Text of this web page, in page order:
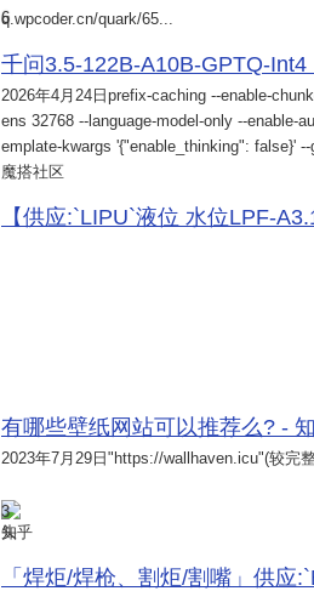
6
q.wpcoder.cn/quark/65...
千问3.5-122B-A10B-GPTQ-Int4
2026年4月24日 prefix-caching --enable-
ens 32768 --language-model-only --enable-
emplate-kwargs '{"enable_thinking": false}'
魔搭社区
【供应:`LIPU`液位 水位LPF-
有哪些壁纸网站可以推荐么? -
2023年7月29日 "https://wallhaven.icu"(较完
3
知乎
「焊炬/焊枪、割炬/割嘴」供